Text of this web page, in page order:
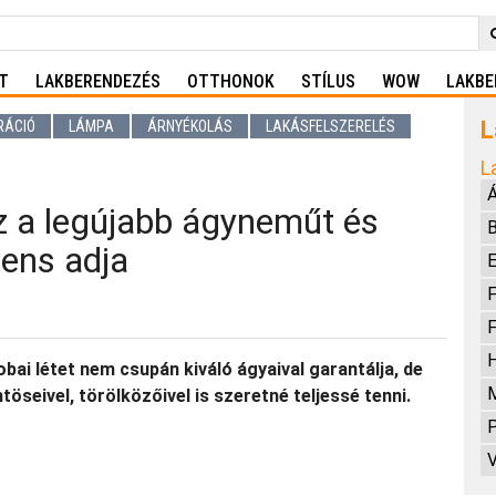
LAKBERENDEZÉS OTTHONOK STÍLUS WOW
LÁMPA ÁRNYÉKOLÁS LAKÁSFELSZERELÉS
a legújabb ágyneműt és
adja
létet nem csupán kiváló ágyaival garantálja, de
törölközőivel is szeretné teljessé tenni.